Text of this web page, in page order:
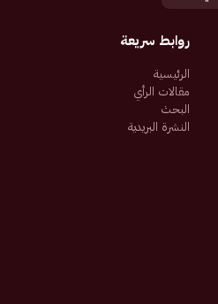
روابط سريعة
الرئيسية
مقالات الرأي
البحث
النشرة البريدية